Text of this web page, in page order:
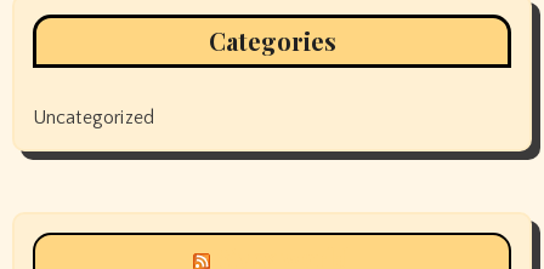
Categories
Uncategorized